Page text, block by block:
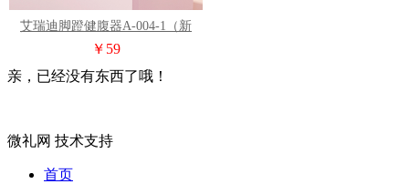
艾瑞迪脚蹬健腹器A-004-1（新
款）
￥59
亲，已经没有东西了哦！
微礼网 技术支持
首页